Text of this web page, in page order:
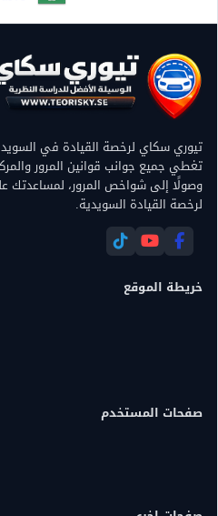
تيوري سكاي لرخصة القيادة في
تغطي جميع جوانب قوانين المرور
وصولًا إلى شواخص المرور، لمساعدتك
لرخصة القيادة السويدية.
خريطة الموقع
صفحات المستخدم